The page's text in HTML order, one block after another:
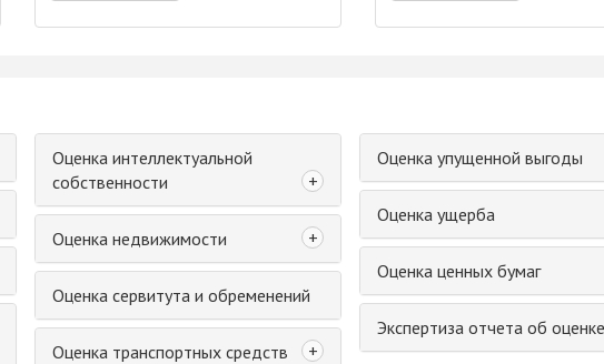
Оценка интеллектуальной
собственности
+
Оценка недвижимости +
Оценка сервитута и обременений
Оценка транспортных средств +
Оценка упущенной выгоды
Оценка ущерба
Оценка ценных бумаг
Экспертиза отчета об оценке